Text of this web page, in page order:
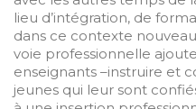
lieu d’intégration, de
dans ce contexte
voie professionnelle
enseignants –instruire et
jeunes qui leur sont